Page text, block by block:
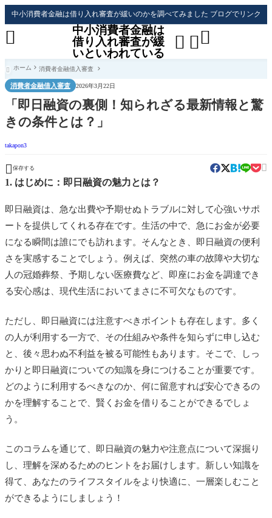
中小消費者金融は借り入れ審査が緩いのかを調べてみました ブログでリンク
中小消費者金融は
借り入れ審査が緩
いといわれている
 

 ホーム 消費者金融借入審査
消費者金融借入審査 2026年3月22日
「即日融資の裏側！知られざる最新情報と驚
きの条件とは？」
takapon3
 保存する 
1. はじめに：即日融資の魅力とは？
即日融資は、急な出費や予期せぬトラブルに対して心強いサポ
ートを提供してくれる存在です。生活の中で、急にお金が必要
になる瞬間は誰にでも訪れます。そんなとき、即日融資の便利
さを実感することでしょう。例えば、突然の車の故障や大切な
人の冠婚葬祭、予期しない医療費など、即座にお金を調達でき
る安心感は、現代生活においてまさに不可欠なものです。
ただし、即日融資には注意すべきポイントも存在します。多く
の人が利用する一方で、その仕組みや条件を知らずに申し込む
と、後々思わぬ不利益を被る可能性もあります。そこで、しっ
かりと即日融資についての知識を身につけることが重要です。
どのように利用するべきなのか、何に留意すれば安心できるの
かを理解することで、賢くお金を借りることができるでしょ
う。
このコラムを通じて、即日融資の魅力や注意点について深掘り
し、理解を深めるためのヒントをお届けします。新しい知識を
得て、あなたのライフスタイルをより快適に、一層楽しむこと
ができるようにしましょう！